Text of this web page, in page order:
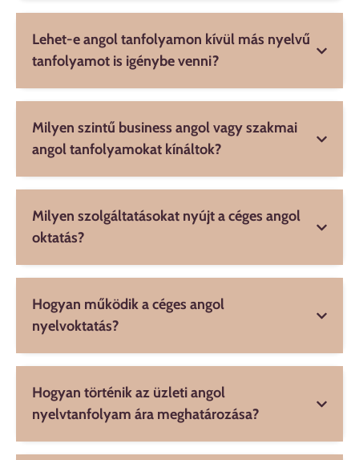
Lehet-e angol tanfolyamon kívül más nyelvű
tanfolyamot is igénybe venni?
Milyen szintű business angol vagy szakmai
angol tanfolyamokat kínáltok?
Milyen szolgáltatásokat nyújt a céges angol
oktatás?
Hogyan működik a céges angol
nyelvoktatás?
Hogyan történik az üzleti angol
nyelvtanfolyam ára meghatározása?